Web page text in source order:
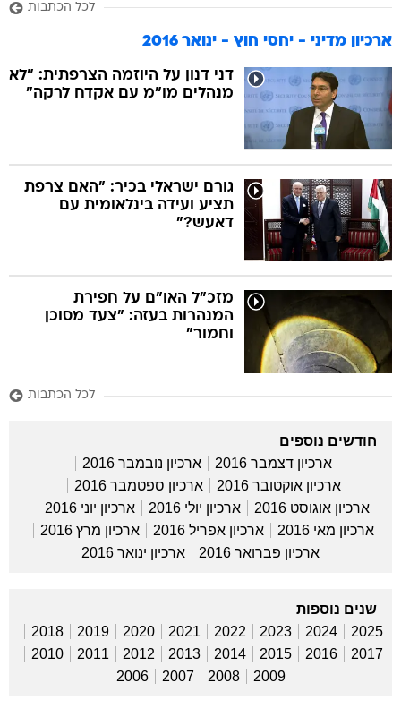
לכל הכתבות
ארכיון מדיני - יחסי חוץ - ינואר 2016
דני דנון על היוזמה הצרפתית: "לא
מנהלים מו"מ עם אקדח לרקה"
גורם ישראלי בכיר: "האם צרפת
תציע ועידה בינלאומית עם
דאעש?"
מזכ"ל האו"ם על חפירת
המנהרות בעזה: "צעד מסוכן
וחמור"
לכל הכתבות
חודשים נוספים
ארכיון דצמבר 2016
ארכיון נובמבר 2016
ארכיון אוקטובר 2016
ארכיון ספטמבר 2016
ארכיון אוגוסט 2016
ארכיון יולי 2016
ארכיון יוני 2016
ארכיון מאי 2016
ארכיון אפריל 2016
ארכיון מרץ 2016
ארכיון פברואר 2016
ארכיון ינואר 2016
שנים נוספות
2025
2024
2023
2022
2021
2020
2019
2018
2017
2016
2015
2014
2013
2012
2011
2010
2009
2008
2007
2006